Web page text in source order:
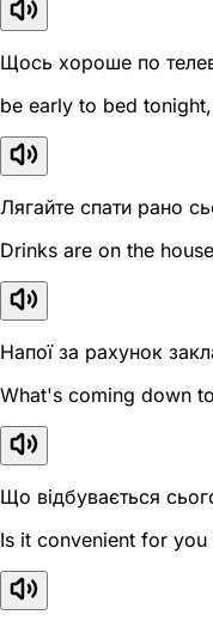
Щось хороше по
be early to bed
Лягайте спати рано
Drinks are on the
Напої за рахунок
What's coming down
Що відбувається
Is it convenient for